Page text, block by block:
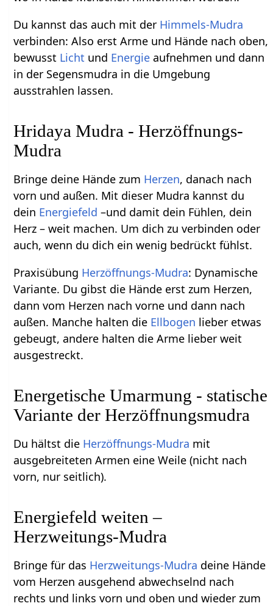
Du kannst das auch mit der Himmels-Mudra
verbinden: Also erst Arme und Hände nach oben,
bewusst Licht und Energie aufnehmen und dann
in der Segensmudra in die Umgebung
ausstrahlen lassen.
Hridaya Mudra - Herzöffnungs-
Mudra
Bringe deine Hände zum Herzen, danach nach
vorn und außen. Mit dieser Mudra kannst du
dein Energiefeld –und damit dein Fühlen, dein
Herz – weit machen. Um dich zu verbinden oder
auch, wenn du dich ein wenig bedrückt fühlst.
Praxisübung Herzöffnungs-Mudra: Dynamische
Variante. Du gibst die Hände erst zum Herzen,
dann vom Herzen nach vorne und dann nach
außen. Manche halten die Ellbogen lieber etwas
gebeugt, andere halten die Arme lieber weit
ausgestreckt.
Energetische Umarmung - statische
Variante der Herzöffnungsmudra
Du hältst die Herzöffnungs-Mudra mit
ausgebreiteten Armen eine Weile (nicht nach
vorn, nur seitlich).
Energiefeld weiten –
Herzweitungs-Mudra
Bringe für das Herzweitungs-Mudra deine Hände
vom Herzen ausgehend abwechselnd nach
rechts und links vorn und oben und wieder zum